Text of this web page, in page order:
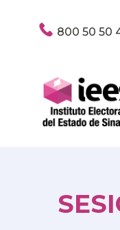
800 50 50